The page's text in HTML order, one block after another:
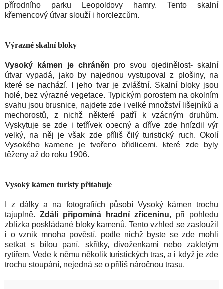
přírodního parku Leopoldovy hamry. Tento skalní
křemencový útvar slouží i horolezcům.
Výrazné skalní bloky
Vysoký kámen je chráněn pro svou ojedinělost- skalní
útvar vypadá, jako by najednou vystupoval z plošiny, na
které se nachází. I jeho tvar je zvláštní. Skalní bloky jsou
holé, bez výrazné vegetace. Typickým porostem na okolním
svahu jsou brusnice, najdete zde i velké množství lišejníků a
mechorostů, z nichž některé patří k vzácným druhům.
Vyskytuje se zde i tetřívek obecný a dříve zde hnízdil výr
velký, na něj je však zde příliš čilý turistický ruch. Okolí
Vysokého kamene je tvořeno břidlicemi, které zde byly
těženy až do roku 1906.
Vysoký kámen turisty přitahuje
I z dálky a na fotografiích působí Vysoký kámen trochu
tajuplně. Zdáli připomíná hradní zříceninu, při pohledu
zblízka poskládané bloky kamenů. Tento vzhled se zasloužil
i o vznik mnoha pověstí, podle nichž byste se zde mohli
setkat s bílou paní, skřítky, divoženkami nebo zakletým
rytířem. Vede k němu několik turistických tras, a i když je zde
trochu stoupání, nejedná se o příliš náročnou trasu.